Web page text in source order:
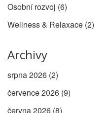
Osobní rozvoj (6)
Wellness & Relaxace (2)
Archivy
srpna 2026 (2)
července 2026 (9)
června 2026 (8)